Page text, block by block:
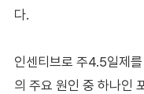
다.
인센티브로 주4.5일제
의 주요 원인 중 하나인